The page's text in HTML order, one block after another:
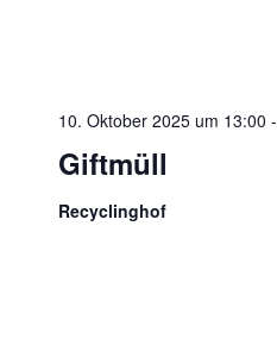
Giftmüll
10. Oktober 2025 um 13:00 -
Recyclinghof